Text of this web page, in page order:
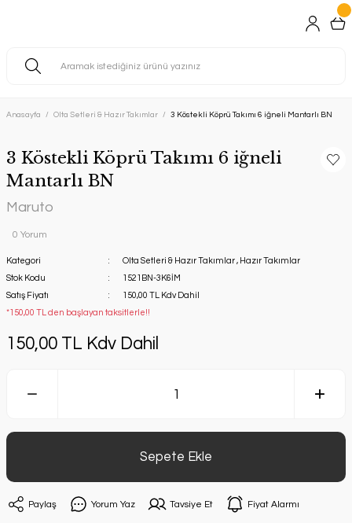
Anasayfa Olta Setleri & Hazır Takımlar 3 Köstekli Köprü Takımı 6 iğneli Mantarlı BN
3 Köstekli Köprü Takımı 6 iğneli
Mantarlı BN
Maruto
0 Yorum
Kategori Olta Setleri & Hazır Takımlar , Hazır Takımlar
Stok Kodu
1521BN-3K6İM
Satış Fiyatı
150,00 TL Kdv Dahil
*150,00 TL den başlayan taksitlerle!!
150,00 TL Kdv Dahil
Sepete Ekle
Paylaş Yorum Yaz Tavsiye Et Fiyat Alarmı